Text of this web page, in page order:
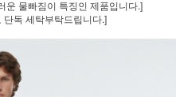
운 물빠짐이 특징인 제품입니다.]
독 세탁부탁드립니다.]